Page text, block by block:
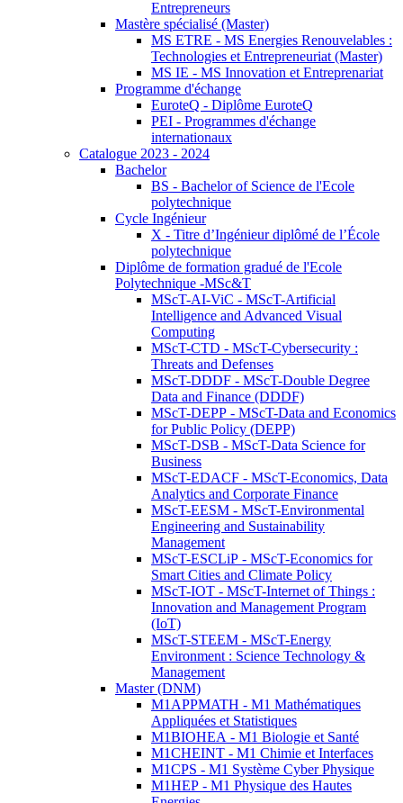
Entrepreneurs
Mastère spécialisé (Master)
MS ETRE - MS Energies Renouvelables :
Technologies et Entrepreneuriat (Master)
MS IE - MS Innovation et Entreprenariat
Programme d'échange
EuroteQ - Diplôme EuroteQ
PEI - Programmes d'échange
internationaux
Catalogue 2023 - 2024
Bachelor
BS - Bachelor of Science de l'Ecole
polytechnique
Cycle Ingénieur
X - Titre d’Ingénieur diplômé de l’École
polytechnique
Diplôme de formation gradué de l'Ecole
Polytechnique -MSc&T
MScT-AI-ViC - MScT-Artificial
Intelligence and Advanced Visual
Computing
MScT-CTD - MScT-Cybersecurity :
Threats and Defenses
MScT-DDDF - MScT-Double Degree
Data and Finance (DDDF)
MScT-DEPP - MScT-Data and Economics
for Public Policy (DEPP)
MScT-DSB - MScT-Data Science for
Business
MScT-EDACF - MScT-Economics, Data
Analytics and Corporate Finance
MScT-EESM - MScT-Environmental
Engineering and Sustainability
Management
MScT-ESCLiP - MScT-Economics for
Smart Cities and Climate Policy
MScT-IOT - MScT-Internet of Things :
Innovation and Management Program
(IoT)
MScT-STEEM - MScT-Energy
Environment : Science Technology &
Management
Master (DNM)
M1APPMATH - M1 Mathématiques
Appliquées et Statistiques
M1BIOHEA - M1 Biologie et Santé
M1CHEINT - M1 Chimie et Interfaces
M1CPS - M1 Système Cyber Physique
M1HEP - M1 Physique des Hautes